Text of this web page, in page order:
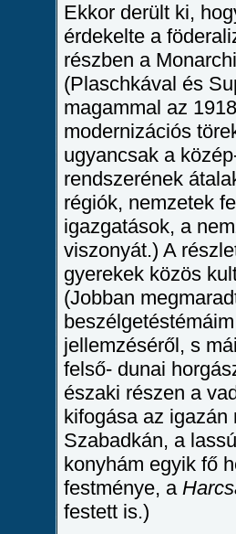
Ekkor derült ki,
érdekelte a
részben a
(Plaschkával és
magammal az
modernizációs
ugyancsak a
rendszerének
régiók, nemzetek
igazgatások, a
viszonyát.) A
gyerekek közös
(Jobban
jellemzéséről, s
felső- dunai
északi részen a
kifogása az igazán
Szabadkán, a
konyhám egyik fő
festménye, a
festett is.)